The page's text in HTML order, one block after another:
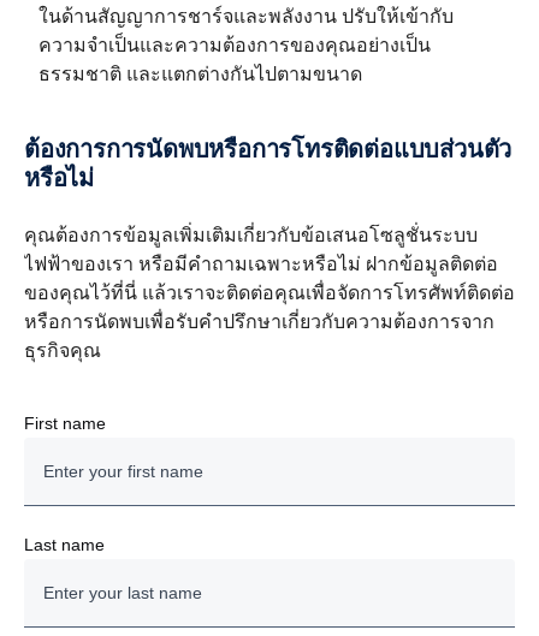
ในด้านสัญญาการชาร์จและพลังงาน ปรับให้เข้ากับ
ความจำเป็นและความต้องการของคุณอย่างเป็น
ธรรมชาติ และแตกต่างกันไปตามขนาด
ต้องการการนัดพบหรือการโทรติดต่อแบบส่วนตัว
หรือไม่
คุณต้องการข้อมูลเพิ่มเติมเกี่ยวกับข้อเสนอโซลูชั่นระบบ
ไฟฟ้าของเรา หรือมีคำถามเฉพาะหรือไม่ ฝากข้อมูลติดต่อ
ของคุณไว้ที่นี่ แล้วเราจะติดต่อคุณเพื่อจัดการโทรศัพท์ติดต่อ
หรือการนัดพบเพื่อรับคำปรึกษาเกี่ยวกับความต้องการจาก
ธุรกิจคุณ
First name
Last name